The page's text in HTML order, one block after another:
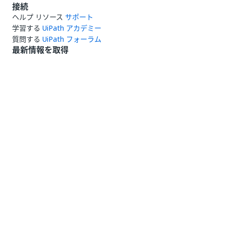
接続
ヘルプ リソース サポート
学習する UiPath アカデミー
質問する UiPath フォーラム
最新情報を取得